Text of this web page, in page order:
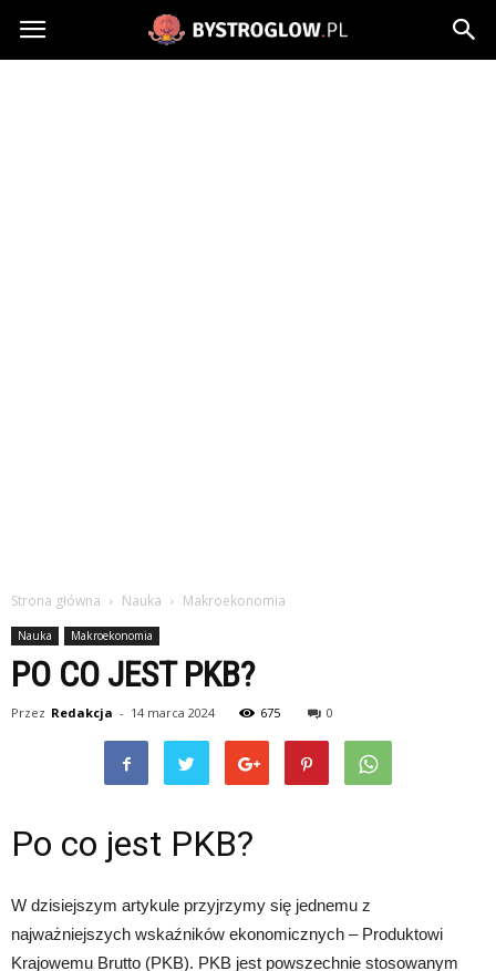
Bystroglow.pl
Strona główna Nauka Makroekonomia
Nauka Makroekonomia
PO CO JEST PKB?
Przez Redakcja - 14 marca 2024 675 0
Po co jest PKB?
W dzisiejszym artykule przyjrzymy się jednemu z
najważniejszych wskaźników ekonomicznych – Produktowi
Krajowemu Brutto (PKB). PKB jest powszechnie stosowanym